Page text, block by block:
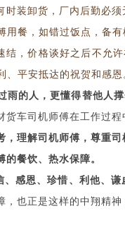
时装卸货，厂内后勤必
用餐，如错过饭点，备有
结，价格谈好之后不允
、平安抵达的祝贺和感恩
雨的人，更懂得替他人撑
货车司机师傅在工作过
，理解司机师傅，尊重
的餐饮、热水保障。
、感恩、珍惜、利他、谦
，也正是这样的中翔精